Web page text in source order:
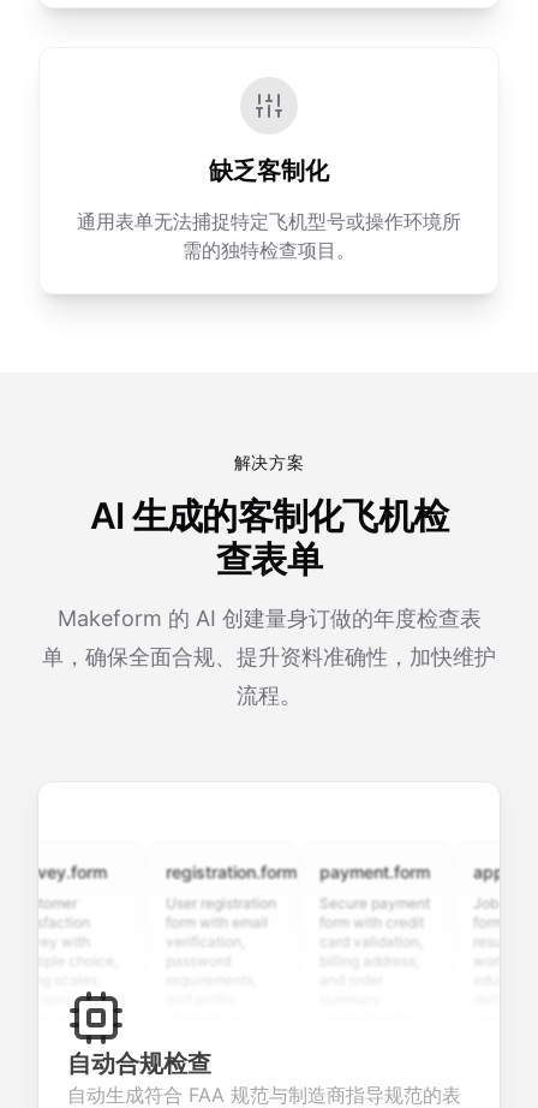
缺乏客制化
通用表单无法捕捉特定飞机型号或操作环境所
需的独特检查项目。
解决方案
AI 生成的客制化飞机检
查表单
Makeform 的 AI 创建量身订做的年度检查表
单，确保全面合规、提升资料准确性，加快维护
流程。
with
open-ended
valuable
about
products or
registration.form
User registration
form with email
verification,
seamless
account
creation.
payment.form
Secure payment
form with credit
card validation,
Job
form with
resume
candidate
自动合规检查
自动生成符合 FAA 规范与制造商指导规范的表